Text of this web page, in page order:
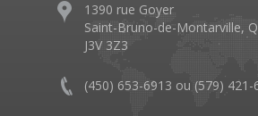
1390 rue Goyer
Saint-Bruno-de-Montarville,
J3V 3Z3
(450) 653-6913 ou (579) 421-